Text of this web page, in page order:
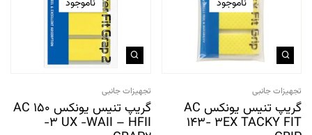
تجهیزات جانبی
گریپ تنیس یونکس AC
143- 3EX TACKY FIT
تجهیزات جانبی
گریپ تنیس یونکس AC 150
-3 UX -WAII – HFII